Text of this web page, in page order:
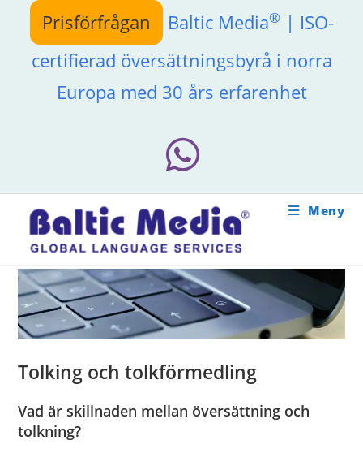
Hoppa
innehållet
Prisförfrågan Baltic Media®| ISO-
certifierad översättningsbyrå i norra
Europa med 30 års erfarenhet
Meny
Tolking och tolkförmedling
Vad är skillnaden mellan översättning och
tolkning?